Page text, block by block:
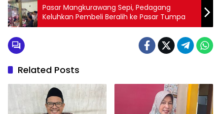
Pasar Mangkurawang Sepi, Pedagang
Keluhkan Pembeli Beralih ke Pasar Tumpa
Related Posts